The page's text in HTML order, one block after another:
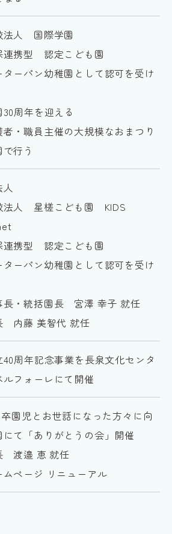
法人 国際学園
連携型 認定こども園
ターパン幼稚園として認可を受け
30周年を迎える
者・職員主催の大規模なおまつり
行う
人
法人 星槎こども園 KIDS
連携型 認定こども園
ターパン幼稚園として認可を受け
長・統括園長 宮澤 幸子 就任
内藤 美智代 就任
40周年記念事業を長泉文化センタ
ルフォーレにて開催
園児とお世話になった方々に向
にて「ありがとうの会」開催
渡邉 恵 就任
ムページ リニューアル